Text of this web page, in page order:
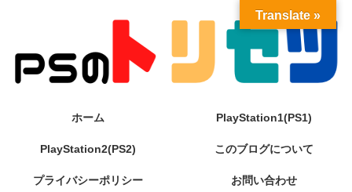
ホーム PlayStation1(PS1)
PlayStation2(PS2) このブログについて
プライバシーポリシー お問い合わせ
Translate »